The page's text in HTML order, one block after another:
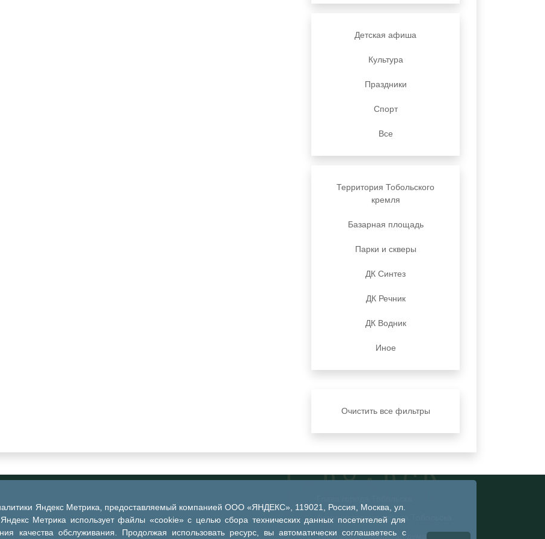
Яндекс Метрика, предоставляемый компанией ООО «ЯНДЕКС», 119021, Россия, Москва, ул.
Метрика использует файлы «cookie» с целью сбора технических данных посетителей для
качества обслуживания. Продолжая использовать ресурс, вы автоматически соглашаетесь с
Детская афиша
Культура
Праздники
Спорт
Все
Территория Тобольского
кремля
Базарная площадь
Парки и скверы
ДК Синтез
ДК Речник
ДК Водник
Иное
Очистить все фильтры
Администрация города Тобольска
Тобольская городская дума